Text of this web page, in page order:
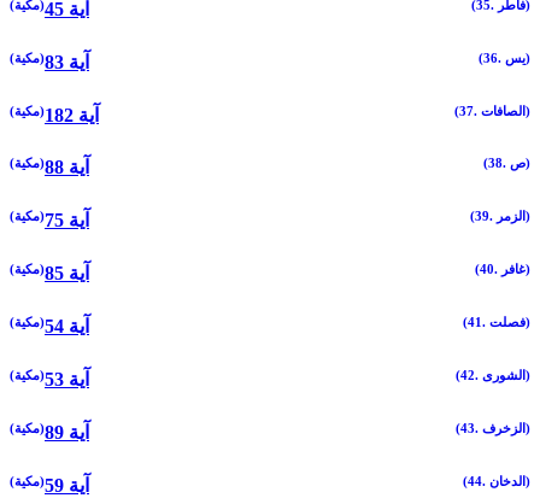
(35. فاطر) (مكية) 45 آية
(36. يس) (مكية) 83 آية
(37. الصافات) (مكية) 182 آية
(38. ص) (مكية) 88 آية
(39. الزمر) (مكية) 75 آية
(40. غافر) (مكية) 85 آية
(41. فصلت) (مكية) 54 آية
(42. الشورى) (مكية) 53 آية
(43. الزخرف) (مكية) 89 آية
(44. الدخان) (مكية) 59 آية